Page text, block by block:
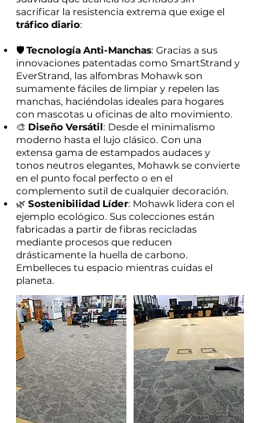
sacrificar la resistencia extrema que exige el
tráfico diario:
🛡️ Tecnología Anti-Manchas: Gracias a sus
innovaciones patentadas como SmartStrand y
EverStrand, las alfombras Mohawk son
sumamente fáciles de limpiar y repelen las
manchas, haciéndolas ideales para hogares
con mascotas u oficinas de alto movimiento.
🎨 Diseño Versátil: Desde el minimalismo
moderno hasta el lujo clásico. Con una
extensa gama de estampados audaces y
tonos neutros elegantes, Mohawk se convierte
en el punto focal perfecto o en el
complemento sutil de cualquier decoración.
🌿 Sostenibilidad Líder: Mohawk lidera con el
ejemplo ecológico. Sus colecciones están
fabricadas a partir de fibras recicladas
mediante procesos que reducen
drásticamente la huella de carbono.
Embelleces tu espacio mientras cuidas el
planeta.